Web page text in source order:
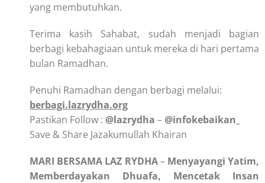
yang membutuhkan.
Terima kasih Sahabat, sudah menjadi bagian
berbagi kebahagiaan untuk mereka di hari pertama
bulan Ramadhan.
Penuhi Ramadhan dengan berbagi melalui:
berbagi.lazrydha.org
Pastikan Follow : @lazrydha – @infokebaikan_
Save & Share Jazakumullah Khairan
MARI BERSAMA LAZ RYDHA– Menyayangi Yatim,
Memberdayakan Dhuafa, Mencetak Insan